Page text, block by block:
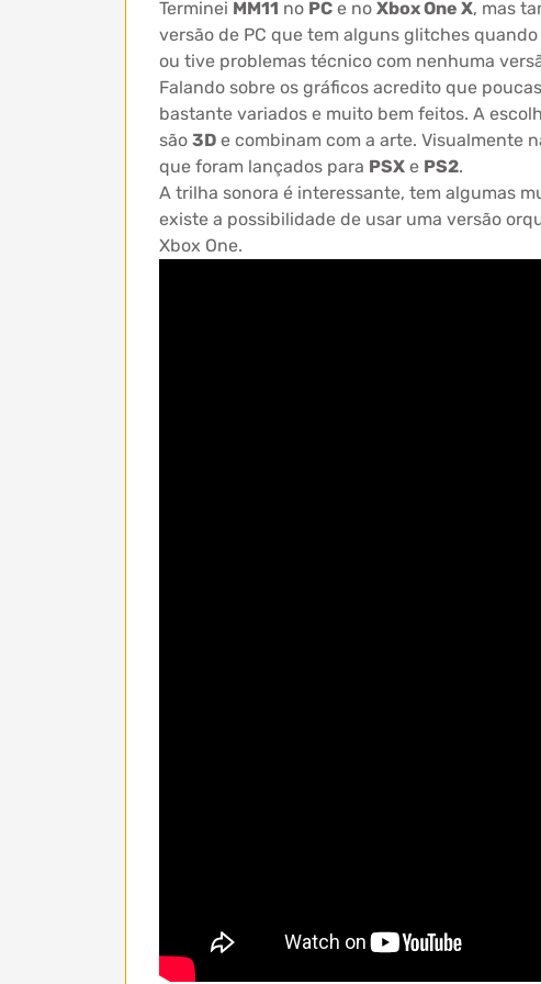
Terminei MM11 no PC e no Xbox One X, mas
versão de PC que tem alguns glitches
ou tive problemas técnico com nenhuma
Falando sobre os gráficos acredito que
bastante variados e muito bem feitos. A
são 3D e combinam com a arte. Visualmente
que foram lançados para PSX e PS2.
A trilha sonora é interessante, tem algumas
existe a possibilidade de usar uma versão
Xbox One.